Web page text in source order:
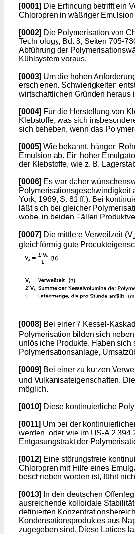
[0001] Die Erfindung betrifft ein
Chloropren in wäßriger
[0002] Die Polymerisation von
Technology, Bd. 3, Seiten 705-
Abführung der
Kühlsystem voraus.
[0003] Um die hohen
erschienen. Schwierigkeiten
wirtschaftlichen Gründen heraus
[0004] Für die Herstellung von
Klebstoffe, was sich
sich beheben, wenn das
[0005] Wie bekannt, hängen
Emulsion ab. Ein hoher
der Klebstoffe, wie z. B.
[0006] Es war daher
Polymerisationsgeschwindigkeit
York, 1969, S. 81 ff.). Bei
läßt sich bei gleicher
wobei in beiden Fällen
[0007] Die mittlere Verweilzeit (Vz
gleichförmig gute
[0008] Bei einer 7 Kessel-
Polymerisation bilden sich
unlösliche Produkte. Haben sich
Polymerisationsanlage,
[0009] Bei einer zu kurzen
und Vulkanisateigenschaften.
möglich.
[0010] Diese kontinuierliche
[0011] Um bei der
werden, oder wie im US-A 2 394
Entgasungstrakt der
[0012] Eine störungsfreie
Chloropren mit Hilfe eines
beschrieben worden ist, führt
[0013]
In den deutschen
ausreichende kolloidale
definierten
Kondensationsproduktes aus
zugegeben sind. Diese Latices